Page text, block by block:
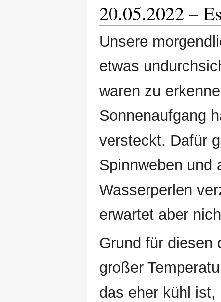
20.05.2022 –
Unsere
etwas
waren zu
Sonnenaufgang
versteckt. Dafür
Spinnweben und
Wasserperlen
erwartet aber
Grund für diesen
großer
das eher kühl ist,